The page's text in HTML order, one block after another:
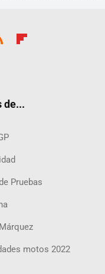
de...
Pruebas
motos 2022